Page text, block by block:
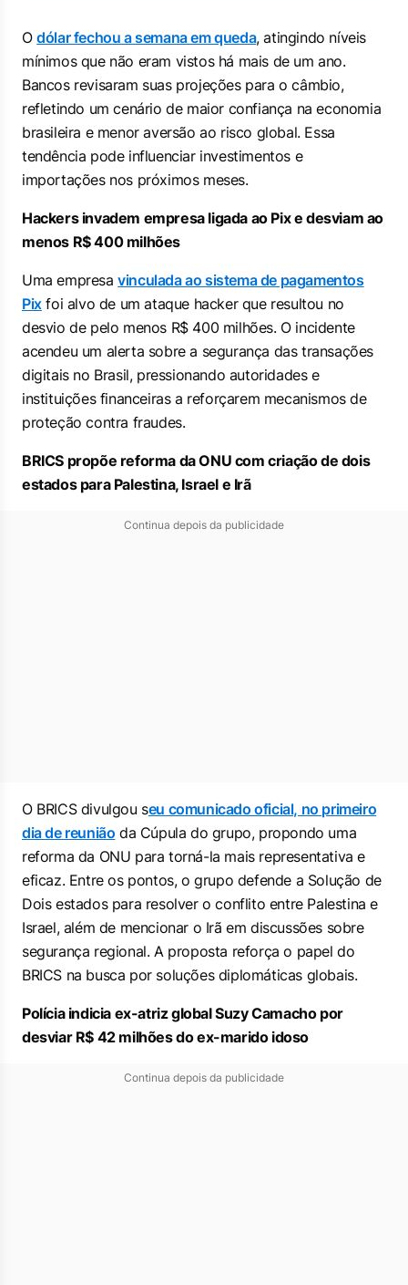
Odólar fechou a semana em queda, atingindo níveis
mínimos que não eram vistos há mais de um ano.
Bancos revisaram suas projeções para o câmbio,
refletindo um cenário de maior confiança na economia
brasileira e menor aversão ao risco global. Essa
tendência pode influenciar investimentos e
importações nos próximos meses.
Hackers invadem empresa ligada ao Pix e desviam ao
menos R$ 400 milhões
Uma empresavinculada ao sistema de pagamentos
Pixfoi alvo de um ataque hacker que resultou no
desvio de pelo menos R$ 400 milhões. O incidente
acendeu um alerta sobre a segurança das transações
digitais no Brasil, pressionando autoridades e
instituições financeiras a reforçarem mecanismos de
proteção contra fraudes.
BRICS propõe reforma da ONU com criação de dois
estados para Palestina, Israel e Irã
Continua depois da publicidade
O BRICS divulgou seu comunicado oficial, no primeiro
dia de reunião da Cúpula do grupo, propondo uma
reforma da ONU para torná-la mais representativa e
eficaz. Entre os pontos, o grupo defende a Solução de
Dois estados para resolver o conflito entre Palestina e
Israel, além de mencionar o Irã em discussões sobre
segurança regional. A proposta reforça o papel do
BRICS na busca por soluções diplomáticas globais.
Polícia indicia ex-atriz global Suzy Camacho por
desviar R$ 42 milhões do ex-marido idoso
Continua depois da publicidade